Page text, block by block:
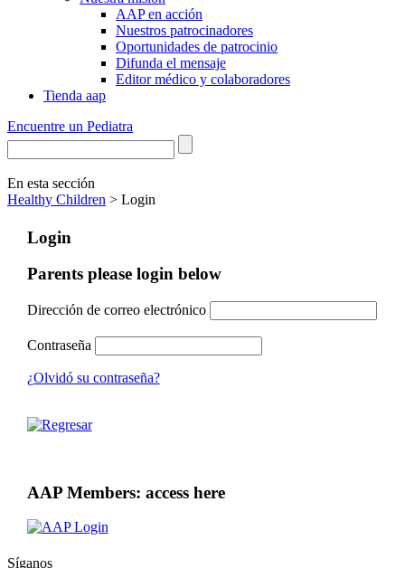
AAP en acción
Nuestros patrocinadores
Oportunidades de patrocinio
Difunda el mensaje
Editor médico y colaboradores
Tienda aap
Encuentre un Pediatra
En esta sección
Healthy Children > Login
Login
Parents please login below
Dirección de correo electrónico
Contraseña
¿Olvidó su contraseña?
AAP Members: access here
Síganos